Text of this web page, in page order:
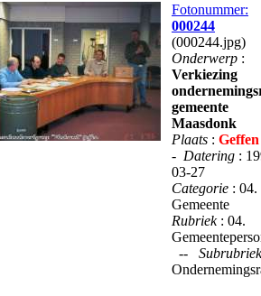
Fotonummer:
000244
(000244.jpg)
Onderwerp :
Verkiezing
gemeente
Maasdonk
Plaats : Geffen
- Datering :
03-27
Categorie : 04.
Gemeente
Rubriek : 04.
--